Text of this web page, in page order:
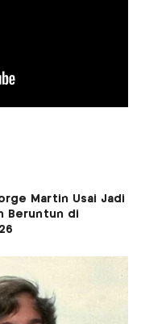
Martin Usai Jadi
Beruntun di